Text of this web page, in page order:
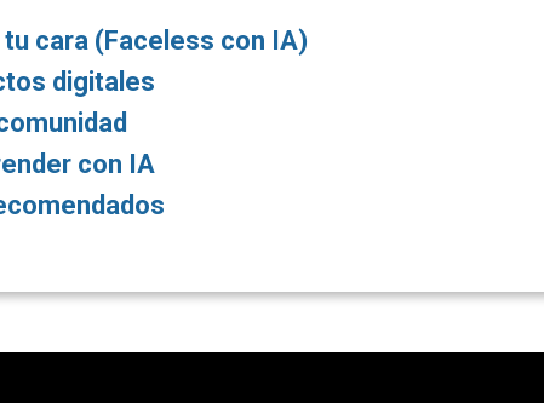
cara (Faceless con IA)
digitales
con IA